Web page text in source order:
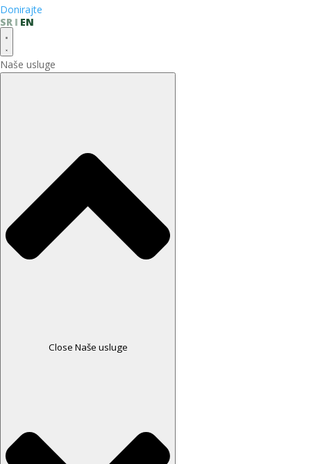
Donirajte
SR
EN
Naše usluge
Close Naše usluge